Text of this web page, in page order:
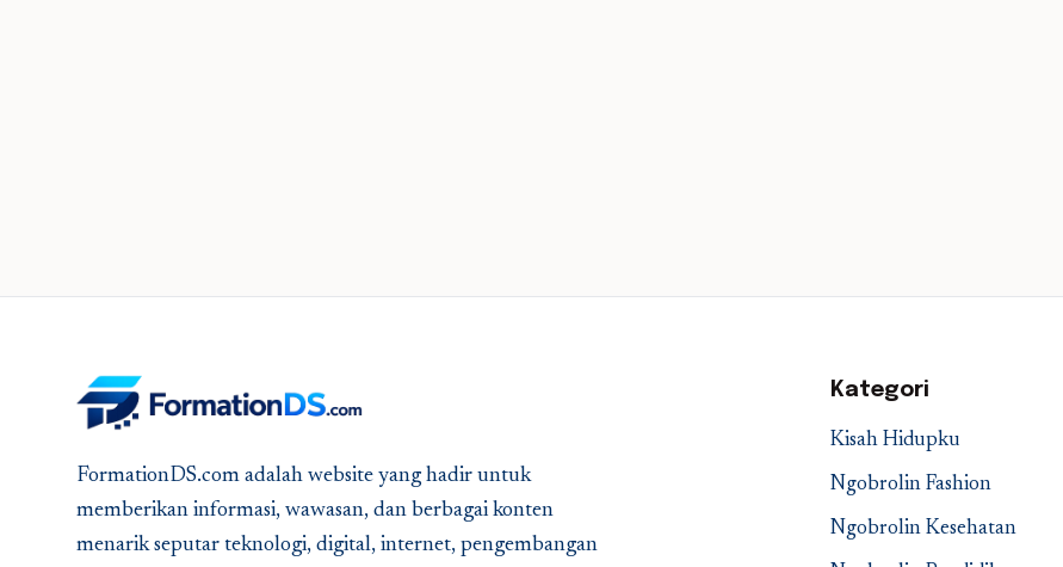
FormationDS.com adalah website yang hadir untuk
memberikan informasi, wawasan, dan berbagai konten
menarik seputar teknologi, digital, internet, pengembangan
Kategori
Kisah Hidupku
Ngobrolin Fashion
Ngobrolin Kesehatan